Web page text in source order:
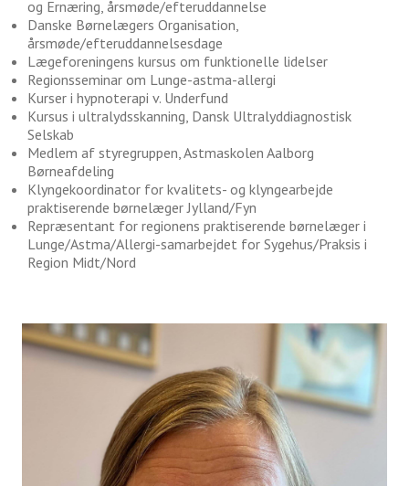
og Ernæring, årsmøde/efteruddannelse
Danske Børnelægers Organisation,
årsmøde/efteruddannelsesdage
Lægeforeningens kursus om funktionelle lidelser
Regionsseminar om Lunge-astma-allergi
Kurser i hypnoterapi v. Underfund
Kursus i ultralydsskanning, Dansk Ultralyddiagnostisk
Selskab
Medlem af styregruppen, Astmaskolen Aalborg
Børneafdeling
Klyngekoordinator for kvalitets- og klyngearbejde
praktiserende børnelæger Jylland/Fyn
Repræsentant for regionens praktiserende børnelæger i
Lunge/Astma/Allergi-samarbejdet for Sygehus/Praksis i
Region Midt/Nord